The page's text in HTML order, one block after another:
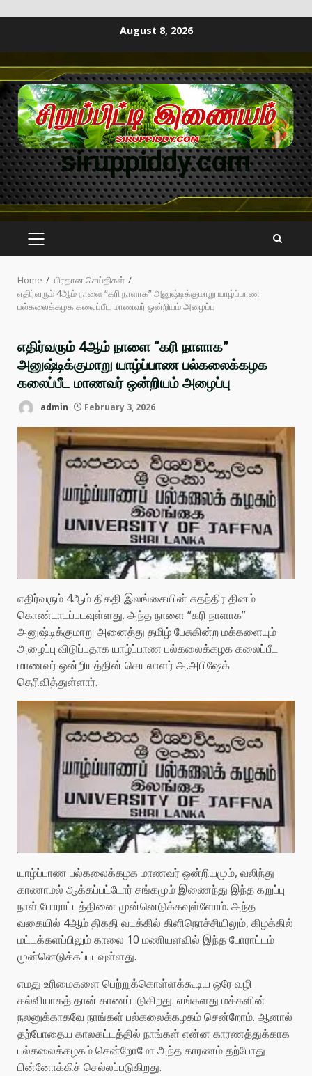
August 8, 2026
siruppiddy.com
Home
பிரதான செய்திகள்
எதிர்வரும் 4ஆம் நாளை “கரி நாளாக” அனுஷ்டிக்குமாறு யாழ்ப்பாண
பல்கலைக்கழக கலைப்பீட மாணவர் ஒன்றியம் அழைப்பு
எதிர்வரும் 4ஆம் நாளை “கரி நாளாக”
அனுஷ்டிக்குமாறு யாழ்ப்பாண பல்கலைக்கழக
கலைப்பீட மாணவர் ஒன்றியம் அழைப்பு
admin February 3, 2026
எதிர்வரும் 4ஆம் திகதி இலங்கையின் சுதந்திர தினம்
கொண்டாடப்படவுள்ளது. அந்த நாளை “கரி நாளாக”
அனுஷ்டிக்குமாறு அனைத்து தமிழ் பேசுகின்ற மக்களையும்
அழைப்பு விடுப்பதாக யாழ்ப்பாண பல்கலைக்கழக கலைப்பீட
மாணவர் ஒன்றியத்தின் செயலாளர் அ.அபிஷேக்
தெரிவித்துள்ளார்.
யாழ்ப்பாண பல்கலைக்கழக மாணவர் ஒன்றியமும், வலிந்து
காணாமல் ஆக்கப்பட்டோர் சங்கமும் இணைந்து இந்த கறுப்பு
நாள் போராட்டத்தினை முன்னெடுக்கவுள்ளோம். அந்த
வகையில் 4ஆம் திகதி வடக்கில் கிளிநொச்சியிலும், கிழக்கில்
மட்டக்களப்பிலும் காலை 10 மணியளவில் இந்த போராட்டம்
முன்னெடுக்கப்படவுள்ளது.
எமது உரிமைகளை பெற்றுக்கொள்ளக்கூடிய ஒரே வழி
கல்வியாகத் தான் காணப்படுகிறது. எங்களது மக்களின்
நலனுக்காகவே நாங்கள் பல்கலைக்கழகம் சென்றோம். ஆனால்
தற்போதைய காலகட்டத்தில் நாங்கள் என்ன காரணத்துக்காக
பல்கலைக்கழகம் சென்றோமோ அந்த காரணம் தற்போது
பின்னோக்கிச் செல்லப்படுகிறது.